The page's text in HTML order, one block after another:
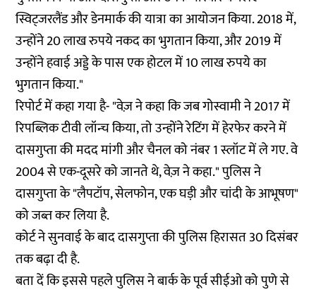
स्विट्जरलैंड और डेनमार्क की यात्रा का आयोजन किया. 2018 में,
उन्होंने 20 लाख रुपये नकद का भुगतान किया, और 2019 में
उन्होंने हवाई अड्डे के पास एक होटल में 10 लाख रुपये का
भुगतान किया."
रिपोर्ट में कहा गया है- "वेज़ ने कहा कि जब गोस्वामी ने 2017 में
रिपब्लिक टीवी लॉन्च किया, तो उन्होंने रेटिंग में हेरफेर करने में
दासगुप्ता की मदद मांगी और चैनल को नंबर 1 स्लॉट में ले गए. वे
2004 से एक-दूसरे को जानते थे, वेज़ ने कहा." पुलिस ने
दासगुप्ता के "लैपटॉप, सेलफोन, एक घड़ी और चांदी के आभूषण"
को जब्त कर लिया है.
कोर्ट ने सुनवाई के बाद दासगुप्ता की पुलिस हिरासत 30 दिसंबर
तक बढ़ा दी है.
बता दें कि इससे पहले पुलिस ने बार्क के पूर्व सीईओ को पुणे से